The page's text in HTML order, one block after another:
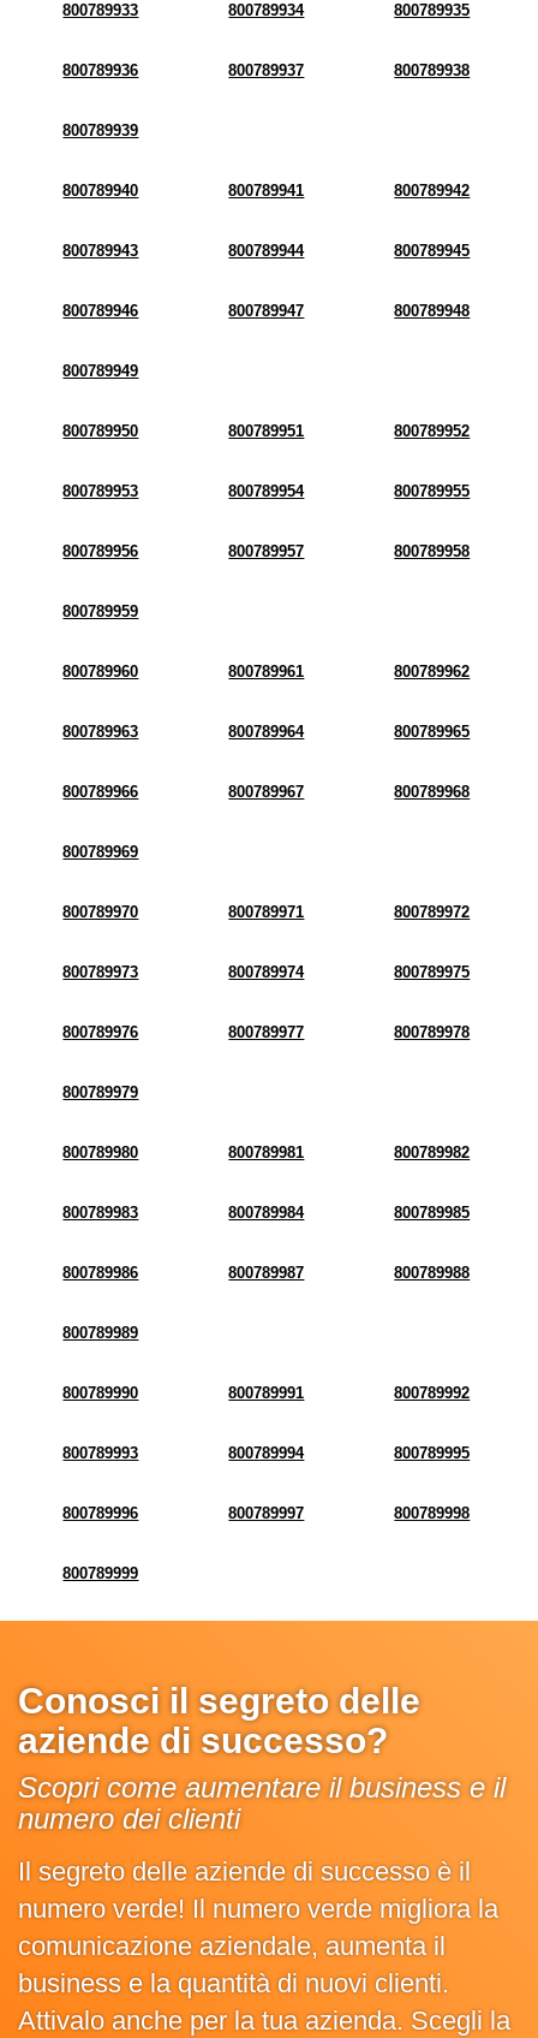
800789933 800789934 800789935
800789936 800789937 800789938
800789939
800789940 800789941 800789942
800789943 800789944 800789945
800789946 800789947 800789948
800789949
800789950 800789951 800789952
800789953 800789954 800789955
800789956 800789957 800789958
800789959
800789960 800789961 800789962
800789963 800789964 800789965
800789966 800789967 800789968
800789969
800789970 800789971 800789972
800789973 800789974 800789975
800789976 800789977 800789978
800789979
800789980 800789981 800789982
800789983 800789984 800789985
800789986 800789987 800789988
800789989
800789990 800789991 800789992
800789993 800789994 800789995
800789996 800789997 800789998
800789999
Conosci il segreto delle
aziende di successo?
Scopri come aumentare il business e il
numero dei clienti
Il segreto delle aziende di successo è il
numero verde! Il numero verde migliora la
comunicazione aziendale, aumenta il
business e la quantità di nuovi clienti.
Attivalo anche per la tua azienda. Scegli la